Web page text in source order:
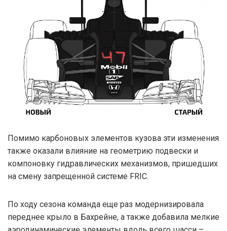
Помимо карбоновых элементов кузова эти изменения
также оказали влияние на геометрию подвески и
компоновку гидравлических механизмов, пришедших
на смену запрещенной системе FRIC.
По ходу сезона команда еще раз модернизировала
переднее крыло в Бахрейне, а также добавила мелкие